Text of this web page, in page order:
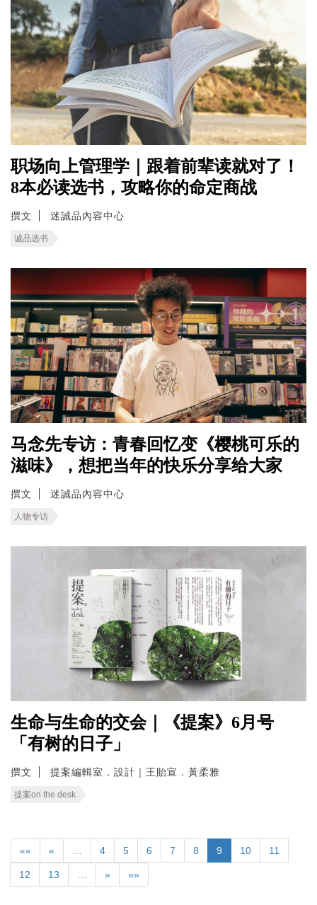
职场向上管理学｜跟着前辈读就对了！
8本必读选书，攻略你的命定商战
撰文 迷誠品內容中心
诚品选书
马念先专访：青春回忆变《樱桃可乐的
滋味》，想把当年的快乐分享给大家
撰文 迷誠品內容中心
人物专访
生命与生命的交会｜《提案》6月号
「有树的日子」
撰文 提案編輯室．設計｜王貽宣．黃柔雅
提案on the desk
«« « 4 5 6 7 8 9 10 11
12 13 » »»